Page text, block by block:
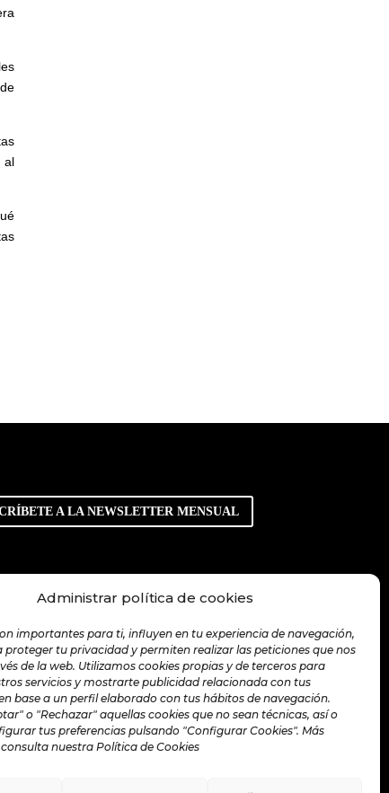
Administrar política de cookies
importantes para ti, influyen en tu experiencia de navegación,
proteger tu privacidad y permiten realizar las peticiones que nos
de la web. Utilizamos cookies propias y de terceros para
servicios y mostrarte publicidad relacionada con tus
base a un perfil elaborado con tus hábitos de navegación.
o "Rechazar" aquellas cookies que no sean técnicas, así o
tus preferencias pulsando "Configurar Cookies". Más
nuestra Política de Cookies
al
A LA NEWSLETTER MENSUAL